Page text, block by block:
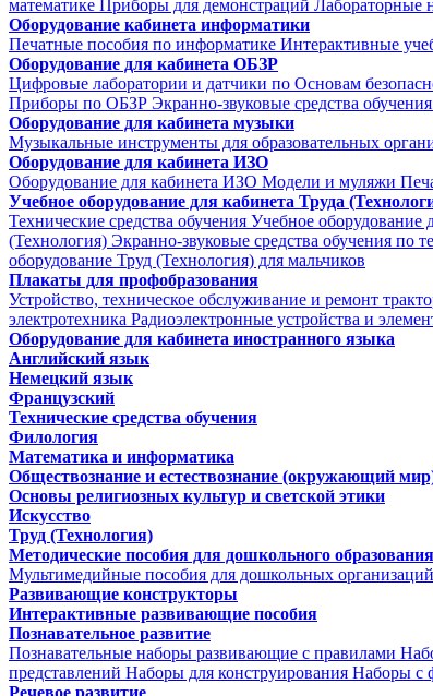
математике Приборы для демонстраций Лабораторные
Оборудование кабинета информатики
Печатные пособия по информатике Интерактивные
Оборудование для кабинета ОБЗР
Цифровые лаборатории и датчики по Основам
Приборы по ОБЗР Экранно-звуковые средства
Оборудование для кабинета музыки
Музыкальные инструменты для образовательных
Оборудование для кабинета ИЗО
Оборудование для кабинета ИЗО Модели и муляжи
Учебное оборудование для кабинета Труда
Технические средства обучения Учебное оборудование
(Технология) Экранно-звуковые средства обучения по
оборудование Труд (Технология) для мальчиков
Плакаты для профобразования
Устройство, техническое обслуживание и ремонт
электротехника Радиоэлектронные устройства и
Оборудование для кабинета иностранного языка
Английский язык
Немецкий язык
Французский
Технические средства обучения
Филология
Математика и информатика
Обществознание и естествознание (окружающий
Основы религиозных культур и светской этики
Искусство
Труд (Технология)
Методические пособия для дошкольного образования
Мультимедийные пособия для дошкольных организаций
Развивающие конструкторы
Интерактивные развивающие пособия
Познавательное развитие
Познавательные наборы развивающие с правилами
представлений Наборы для конструирования Наборы с
Речевое развитие